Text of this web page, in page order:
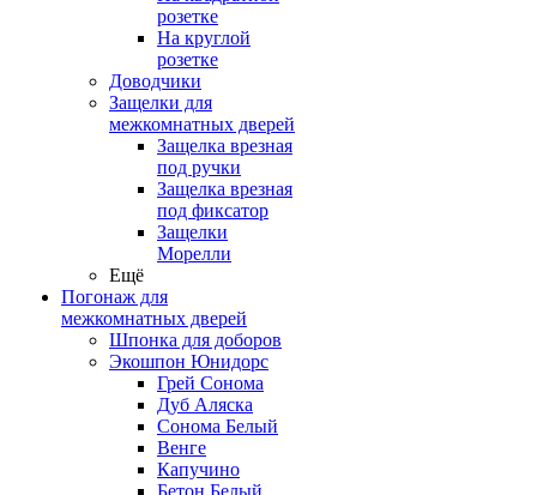
розетке
На круглой
розетке
Доводчики
Защелки для
межкомнатных дверей
Защелка врезная
под ручки
Защелка врезная
под фиксатор
Защелки
Морелли
Ещё
Погонаж для
межкомнатных дверей
Шпонка для доборов
Экошпон Юнидорс
Грей Сонома
Дуб Аляска
Сонома Белый
Венге
Капучино
Бетон Белый